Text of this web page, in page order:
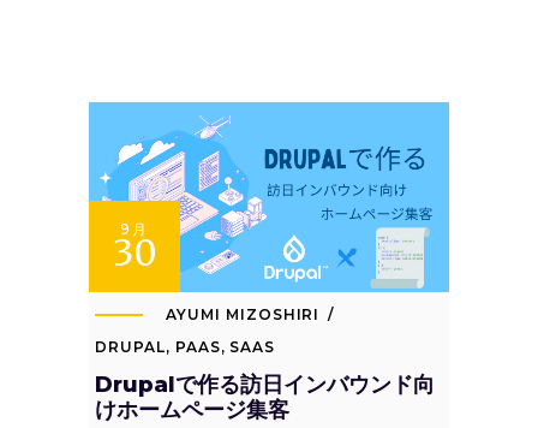
9月
30
AYUMI MIZOSHIRI
DRUPAL, PAAS, SAAS
Drupalで作る訪日インバウンド向
けホームページ集客